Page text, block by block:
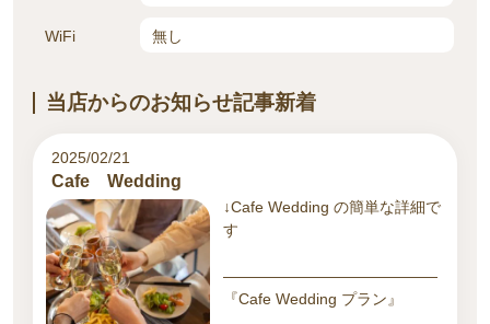
WiFi 無し
当店からのお知らせ記事新着
2025/02/21
Cafe Wedding
↓Cafe Wedding の簡単な詳細で
す
——————————————
『Cafe Wedding プラン』